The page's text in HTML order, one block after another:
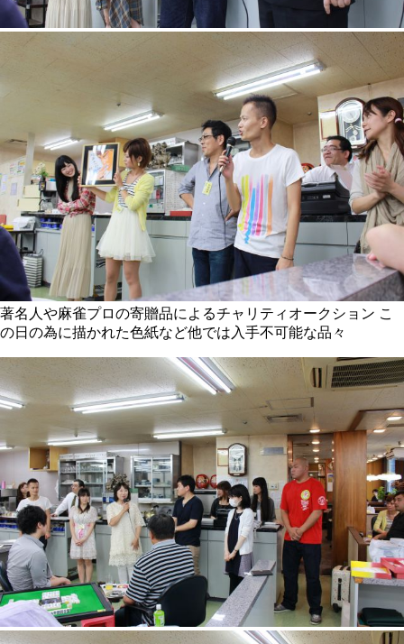
著名人や麻雀プロの寄贈品によるチャリティオークション こ
の日の為に描かれた色紙など他では入手不可能な品々